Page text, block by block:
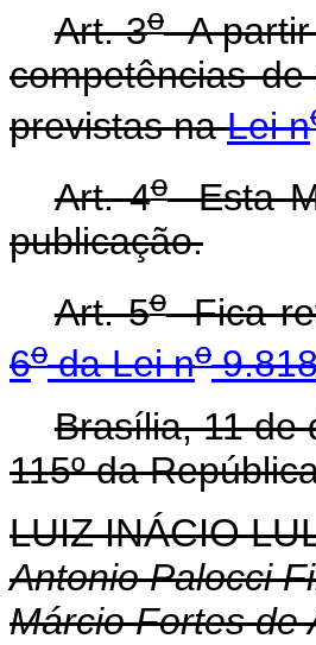
Art. 3oA partir
competências
previstas naLei n
Art. 4oEsta
publicação.
Art. 5oFica
6oda Lei no
Brasília, 11 de
115º da
LUIZ INÁCIO
Antonio Palocci
Márcio Fortes de